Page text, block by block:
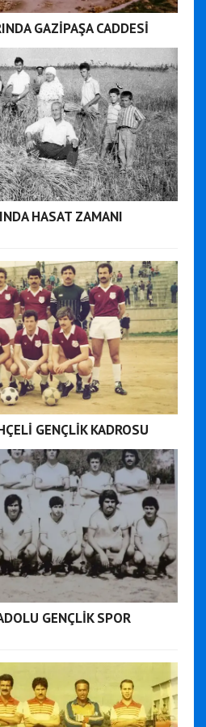
GAZİPAŞA CADDESİ
HASAT ZAMANI
GENÇLİK KADROSU
GENÇLİK SPOR